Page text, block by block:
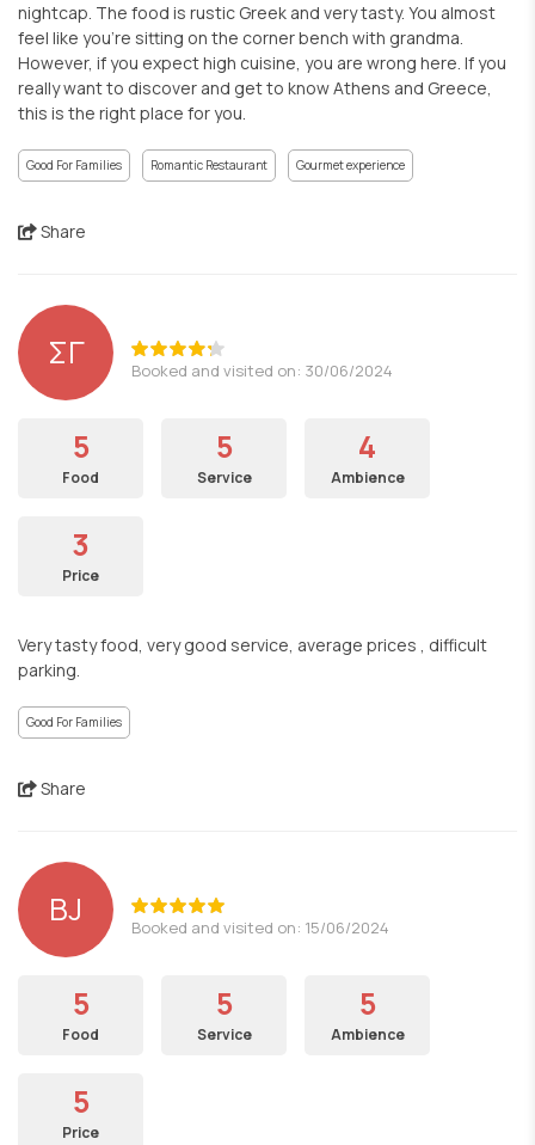
nightcap. The food is rustic Greek and very tasty. You almost
feel like you're sitting on the corner bench with grandma.
However, if you expect high cuisine, you are wrong here. If you
really want to discover and get to know Athens and Greece,
this is the right place for you.
Good For Families Romantic Restaurant Gourmet experience
Share
ΣΓ Booked and visited on: 30/06/2024
5
Food
5
Service
4
Ambience
3
Price
Very tasty food, very good service, average prices , difficult
parking.
Good For Families
Share
BJ Booked and visited on: 15/06/2024
5
Food
5
Service
5
Ambience
5
Price